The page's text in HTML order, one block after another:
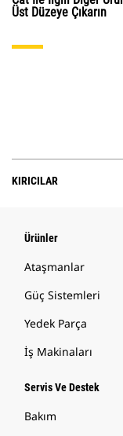
Üst Düzeye Çıkarın
KIRICILAR
Ürünler
Ataşmanlar
Güç Sistemleri
Yedek Parça
İş Makinaları
Servis Ve Destek
Bakım